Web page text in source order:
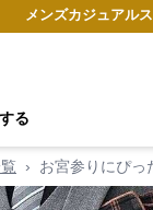
メンズカジュアル
る
› お宮参りにぴっ